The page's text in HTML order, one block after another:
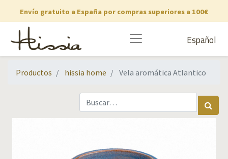
Envío gratuito a España por compras superiores a 100€
Español
Productos hissia home Vela aromática Atlantico